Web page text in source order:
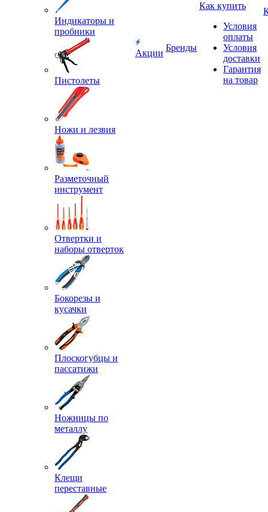
Индикаторы и
пробники
Пистолеты
Ножи и лезвия
Разметочный
инструмент
Отвертки и
наборы отверток
Бокорезы и
кусачки
Плоскогубцы и
пассатижи
Ножницы по
металлу
Клещи
переставные
Акции
Бренды
Как купить
Условия
оплаты
Условия
доставки
Гарантия
на товар